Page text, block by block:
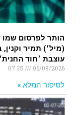
הותר לפרסום
עוצבת ׳חוד החנית׳ (55), נפל בקרב בדרום
06/08/2026
לסיפור המלא »